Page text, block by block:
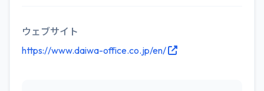
ウェブサイト
https://www.daiwa-office.co.jp/en/